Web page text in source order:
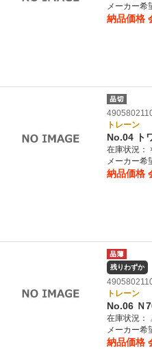
メーカー希
納品価格
トレーン
No.04 ト
在庫状況：
メーカー希
納品価格
残りわずか
トレーン
No.06 Ｎ
在庫状況：
メーカー希
納品価格